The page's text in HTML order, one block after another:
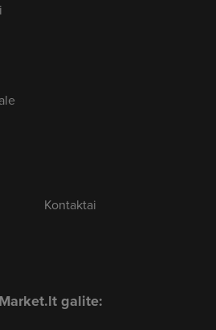
Kontaktai
galite: